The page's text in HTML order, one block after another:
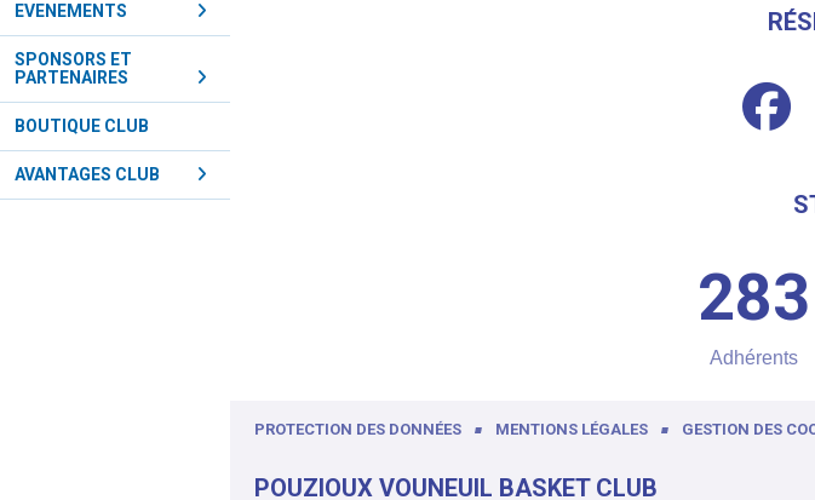
EVENEMENTS
SPONSORS ET
PARTENAIRES
BOUTIQUE CLUB
AVANTAGES CLUB
283
Adhérents
PROTECTION DES DONNÉES MENTIONS LÉGALES GESTION DES
POUZIOUX VOUNEUIL BASKET CLUB